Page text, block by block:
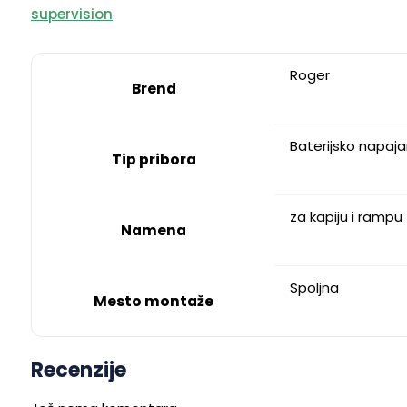
supervision
Brend
Roger
Tip pribora
Baterijsko
Namena
za kapiju i rampu
Mesto montaže
Spoljna
Recenzije